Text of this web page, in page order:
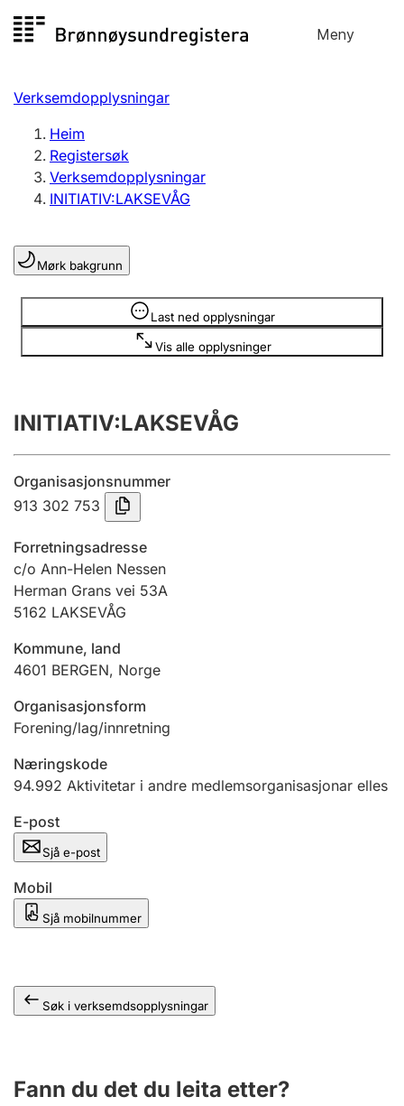
til
Meny
Registersøk
Aksjeselskap
Enkeltpersonføretak
Registrere, endre, slette
Lag og foreining
Registrere, endre, slette
Innsending og forseinkingsgebyr
Tinglysing
Jeger
Betaling og jegeravgiftskort
Ektepaktrettleiaren
Verksemdopplysningar
Heim
Registersøk
Verksemdopplysningar
INITIATIV:LAKSEVÅG
Mørk bakgrunn
Last ned opplysningar
Vis alle opplysninger
Opplysninger er skjult
INITIATIV:LAKSEVÅG
Organisasjonsnummer
913 302 753
Forretningsadresse
c/o Ann-Helen Nessen
Herman Grans vei 53A
5162 LAKSEVÅG
Kommune, land
4601 BERGEN, Norge
Organisasjonsform
Forening/lag/innretning
Næringskode
94.992 Aktivitetar i andre medlemsorganisasjonar elles
E-post
Sjå e-post
Mobil
Sjå mobilnummer
Søk i verksemdsopplysningar
Fann du det du leita etter?